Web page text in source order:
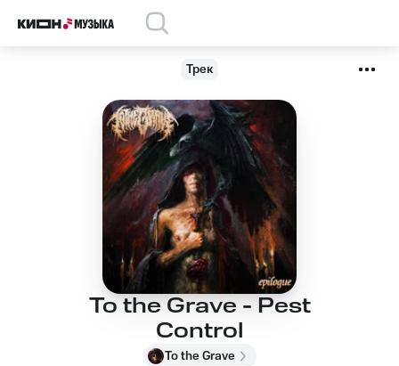
Трек
To the Grave - Pest
Control
To the Grave